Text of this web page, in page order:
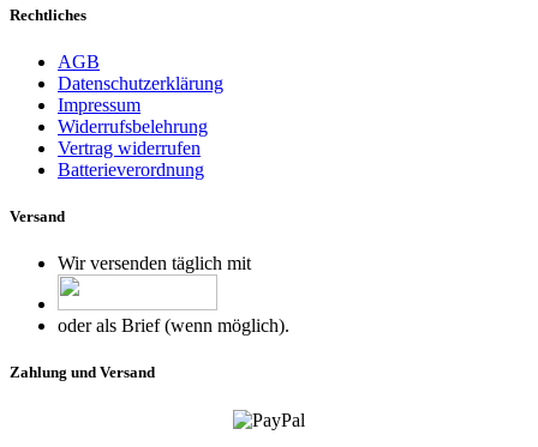
Rechtliches
AGB
Datenschutzerklärung
Impressum
Widerrufsbelehrung
Vertrag widerrufen
Batterieverordnung
Versand
Wir versenden täglich mit
oder als Brief (wenn möglich).
Zahlung und Versand